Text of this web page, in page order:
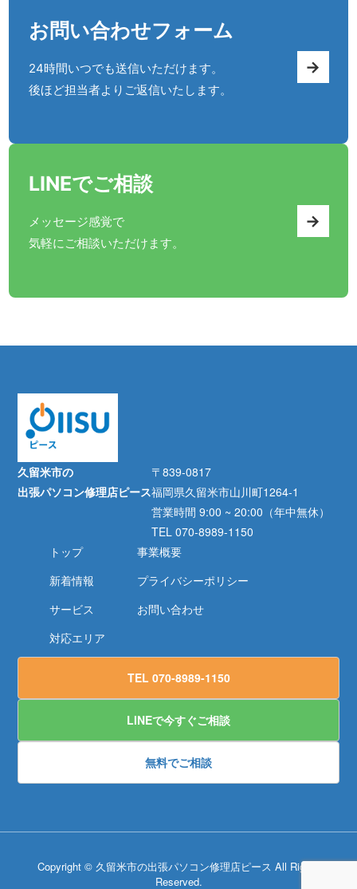
お問い合わせフォーム
24時間いつでも送信いただけます。
後ほど担当者よりご返信いたします。
→
LINEでご相談
メッセージ感覚で
気軽にご相談いただけます。
→
久留米市の
出張パソコン修理店ピース
〒839-0817
福岡県久留米市山川町1264-1
営業時間 9:00 ~ 20:00（年中無休）
TEL 070-8989-1150
トップ
新着情報
サービス
対応エリア
事業概要
プライバシーポリシー
お問い合わせ
TEL 070-8989-1150
LINEで今すぐご相談
無料でご相談
Copyright © 久留米市の出張パソコン修理店ピース All Rights
Reserved.